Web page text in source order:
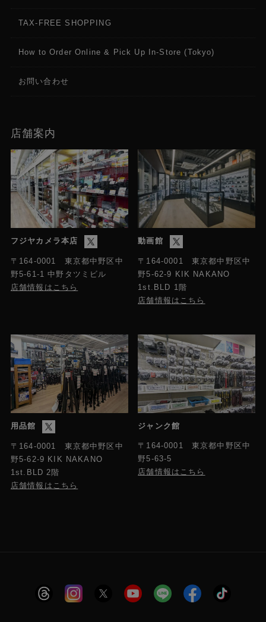
TAX-FREE SHOPPING
How to Order Online & Pick Up In-Store (Tokyo)
お問い合わせ
店舗案内
フジヤカメラ本店
〒164-0001 東京都中野区中
野5-61-1 中野タツミビル
店舗情報はこちら
動画館
〒164-0001 東京都中野区中
野5-62-9 KIK NAKANO
1st.BLD 1階
店舗情報はこちら
用品館
〒164-0001 東京都中野区中
野5-62-9 KIK NAKANO
1st.BLD 2階
店舗情報はこちら
ジャンク館
〒164-0001 東京都中野区中
野5-63-5
店舗情報はこちら